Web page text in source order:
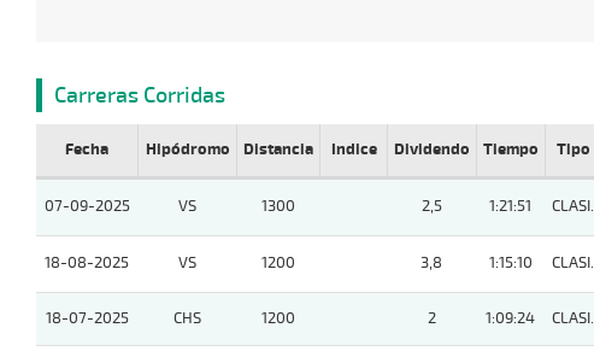
Carreras Corridas
Fecha Hipódromo Distancia Indice Dividendo Tiempo Tipo
07-09-2025 VS 1300 2,5 1:21:51 CLASI.
18-08-2025 VS 1200 3,8 1:15:10 CLASI.
18-07-2025 CHS 1200 2 1:09:24 CLASI.